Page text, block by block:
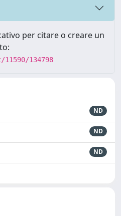
per citare o creare un
134798
ND
ND
ND